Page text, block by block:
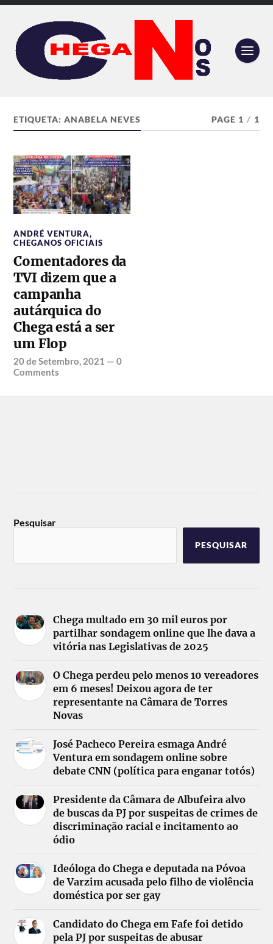
ETIQUETA:ANABELA NEVES PAGE 1 / 1
ANDRÉ VENTURA,
CHEGANOS OFICIAIS
Comentadores da
TVI dizem que a
campanha
autárquica do
Chega está a ser
um Flop
20 de Setembro, 2021 —0
Comments
Pesquisar
PESQUISAR
Chega multado em 30 mil euros por
partilhar sondagem online que lhe dava a
vitória nas Legislativas de 2025
O Chega perdeu pelo menos 10 vereadores
em 6 meses! Deixou agora de ter
representante na Câmara de Torres
Novas
José Pacheco Pereira esmaga André
Ventura em sondagem online sobre
debate CNN (política para enganar totós)
Presidente da Câmara de Albufeira alvo
de buscas da PJ por suspeitas de crimes de
discriminação racial e incitamento ao
ódio
Ideóloga do Chega e deputada na Póvoa
de Varzim acusada pelo filho de violência
doméstica por ser gay
Candidato do Chega em Fafe foi detido
pela PJ por suspeitas de abusar